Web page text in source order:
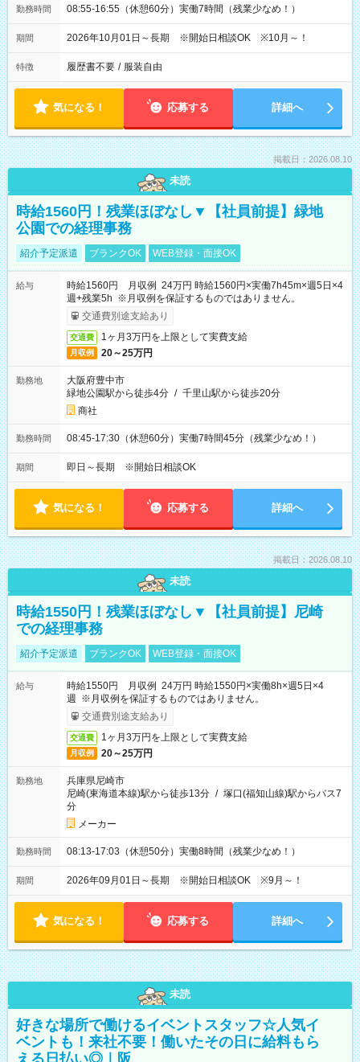
勤務時間 08:55-16:55（休憩60分）実働7時間（残業少なめ！）
期間 2026年10月01日～長期 ※開始日相談OK ※10月～！
特徴 履歴書不要 / 服装自由
気になる！ 応募する 詳細へ
掲載日：2026.08.10
未読
時給1560円！残業ほぼなし▼【社員前提】緑地
公園での経理事務
紹介予定派遣 ブランクOK WEB登録・面接OK
給与
時給1560円 月収例 24万円 時給1560円×実働7h45m×週5日×4
週+残業5h ※月収例を保証するものではありません。
交通費別途支給あり
交通費 1ヶ月3万円を上限として実費支給
月収例 20～25万円
勤務地
大阪府豊中市
緑地公園駅から徒歩4分 / 千里山駅から徒歩20分
商社
勤務時間 08:45-17:30（休憩60分）実働7時間45分（残業少なめ！）
期間 即日～長期 ※開始日相談OK
気になる！ 応募する 詳細へ
掲載日：2026.08.10
未読
時給1550円！残業ほぼなし▼【社員前提】尼崎
での経理事務
紹介予定派遣 ブランクOK WEB登録・面接OK
給与
時給1550円 月収例 24万円 時給1550円×実働8h×週5日×4
週 ※月収例を保証するものではありません。
交通費別途支給あり
交通費 1ヶ月3万円を上限として実費支給
月収例 20～25万円
勤務地
兵庫県尼崎市
尼崎(東海道本線)駅から徒歩13分 / 塚口(福知山線)駅からバス7
分
メーカー
勤務時間 08:13-17:03（休憩50分）実働8時間（残業少なめ！）
期間 2026年09月01日～長期 ※開始日相談OK ※9月～！
気になる！ 応募する 詳細へ
未読
好きな場所で働けるイベントスタッフ☆人気イ
ベントも！来社不要！働いたその日に給料もら
える日払い◎｜阪